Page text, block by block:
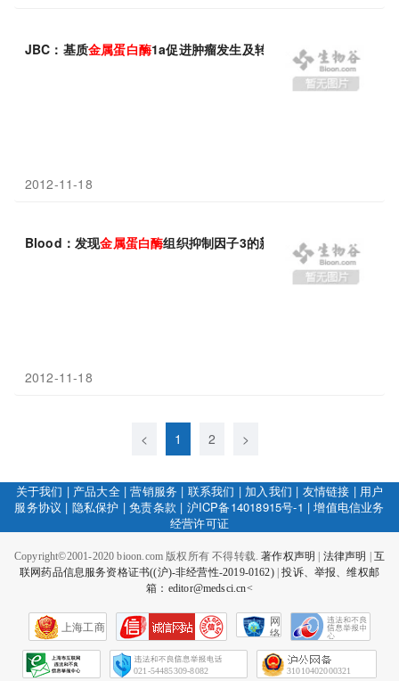
JBC：基质金属蛋白酶1a促进肿瘤发生及转移
2012-11-18
Blood：发现金属蛋白酶组织抑制因子3的新功能
2012-11-18
< 1 2 >
关于我们 | 产品大全|营销服务 | 联系我们 | 加入我们 | 友情链接 | 用户
服务协议 | 隐私保护 |免责条款 | 沪ICP备14018915号-1 |增值电信业务
经营许可证
Copyright©2001-2020 bioon.com 版权所有 不得转载.著作权声明 法律声明
互
联网药品信息服务资格证书((沪)-非经营性-2019-0162)|投诉、举报、维权邮
箱：editor@medsci.cn<
上海工商
网
络
会
征
021-54485309-8082 31010402000321